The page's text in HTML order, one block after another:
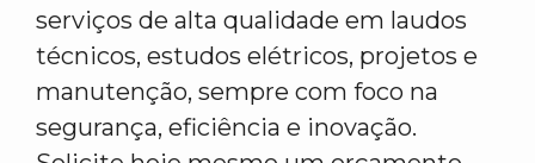
serviços de alta qualidade em laudos
técnicos, estudos elétricos, projetos e
manutenção, sempre com foco na
segurança, eficiência e inovação.